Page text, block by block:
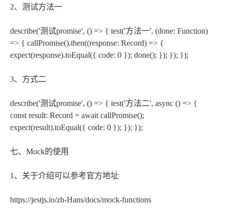
2、测试方法一
describe('测试promise', () => { test('方法一', (done: Function)
=> { callPromise().then((response: Record) => {
expect(response).toEqual({ code: 0 }); done(); }); }); });
3、方式二
describe('测试promise', () => { test('方法二', async () => {
const result: Record = await callPromise();
expect(result).toEqual({ code: 0 }); }); });
七、Mock的使用
1、关于介绍可以参考官方地址
https://jestjs.io/zh-Hans/docs/mock-functions